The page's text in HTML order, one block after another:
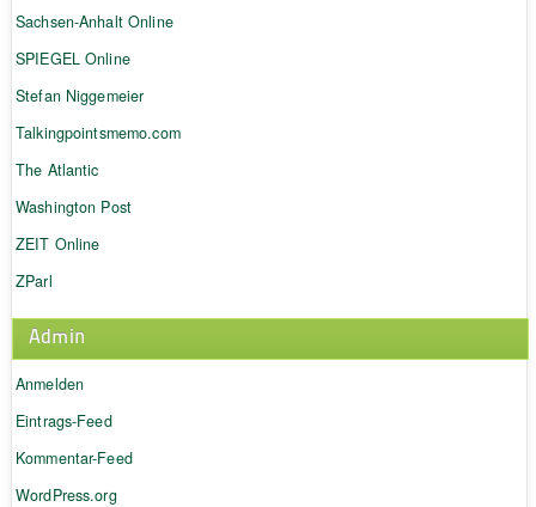
Sachsen-Anhalt Online
SPIEGEL Online
Stefan Niggemeier
Talkingpointsmemo.com
The Atlantic
Washington Post
ZEIT Online
ZParl
Admin
Anmelden
Eintrags-Feed
Kommentar-Feed
WordPress.org